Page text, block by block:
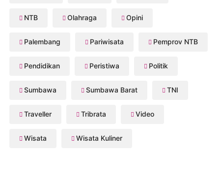
NTB Olahraga Opini
Palembang Pariwisata Pemprov NTB
Pendidikan Peristiwa Politik
Sumbawa Sumbawa Barat TNI
Traveller Tribrata Video
Wisata Wisata Kuliner